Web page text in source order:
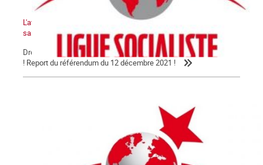
L'avenir de la Kanaky-Nouvelle-Calédonie ne peut pas se faire
sans le peuple kanak !
Droit au peuple kanak à disposer de lui-même et à l'indépendance
! Report du référendum du 12 décembre 2021 !